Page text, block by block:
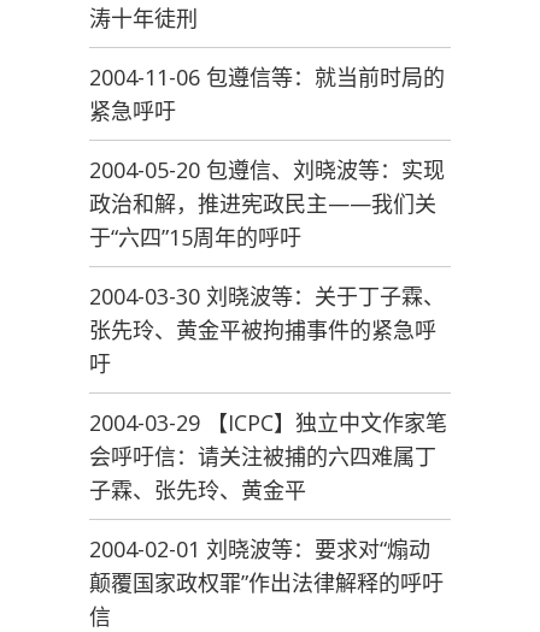
涛十年徒刑
2004-11-06 包遵信等：就当前时局的
紧急呼吁
2004-05-20 包遵信、刘晓波等：实现
政治和解，推进宪政民主——我们关
于“六四”15周年的呼吁
2004-03-30 刘晓波等：关于丁子霖、
张先玲、黄金平被拘捕事件的紧急呼
吁
2004-03-29 【ICPC】独立中文作家笔
会呼吁信：请关注被捕的六四难属丁
子霖、张先玲、黄金平
2004-02-01 刘晓波等：要求对“煽动
颠覆国家政权罪”作出法律解释的呼吁
信